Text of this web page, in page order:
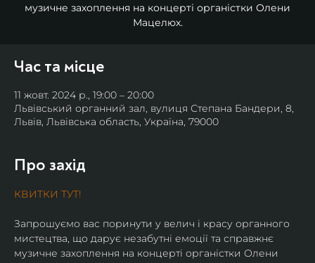
музичне захоплення на концерті органістки Олени
Мацелюх.
Час та місце
11 жовт. 2024 р., 19:00 – 20:00
Львівський органний зал, вулиця Степана Бандери, 8,
Львів, Львівська область, Україна, 79000
Про захід
КВИТКИ ТУТ!
Запрошуємо вас поринути у велич і красу органного
мистецтва, що дарує незабутні емоції та справжнє
музичне захоплення на концерті органістки Олени